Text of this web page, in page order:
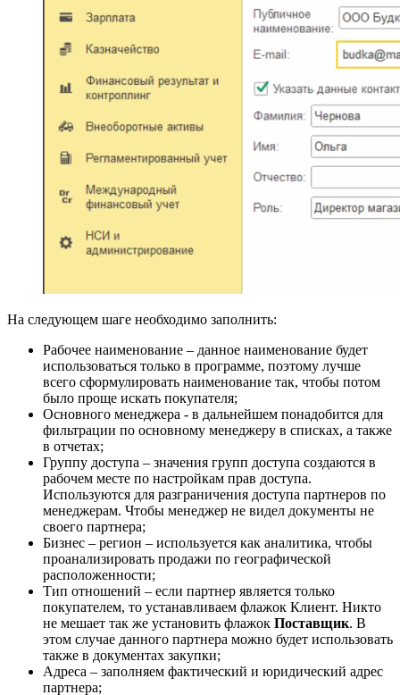
На следующем шаге необходимо заполнить:
Рабочее наименование – данное наименование будет
использоваться только в программе, поэтому лучше
всего сформулировать наименование так, чтобы потом
было проще искать покупателя;
Основного менеджера - в дальнейшем понадобится для
фильтрации по основному менеджеру в списках, а также
в отчетах;
Группу доступа – значения групп доступа создаются в
рабочем месте по настройкам прав доступа.
Используются для разграничения доступа партнеров по
менеджерам. Чтобы менеджер не видел документы не
своего партнера;
Бизнес – регион – используется как аналитика, чтобы
проанализировать продажи по географической
расположенности;
Тип отношений – если партнер является только
покупателем, то устанавливаем флажок Клиент. Никто
не мешает так же установить флажок Поставщик. В
этом случае данного партнера можно будет использовать
также в документах закупки;
Адреса – заполняем фактический и юридический адрес
партнера;